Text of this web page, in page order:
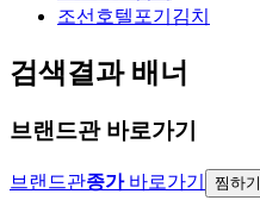
조선호텔포기김치
검색결과 배너
브랜드관 바로가기
브랜드관종가바로가기 찜하기